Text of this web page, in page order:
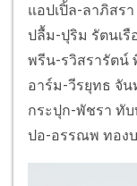
แอปเปิ้ล-ลาภิสร
ปลื้ม-ปุริม รัตนเรื
พรีน-รวิสรารัตน์
อาร์ม-วีรยุทธ จั
กระปุก-พัชรา ทั
ปอ-อรรณพ ทอง